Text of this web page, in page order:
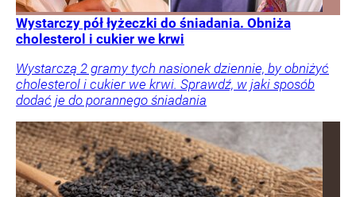
Wystarczy pół łyżeczki do śniadania. Obniża
cholesterol i cukier we krwi
Wystarczą 2 gramy tych nasionek dziennie, by obniżyć
cholesterol i cukier we krwi. Sprawdź, w jaki sposób
dodać je do porannego śniadania